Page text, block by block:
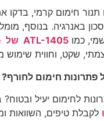
חימום קרמי, בדקו
באנרגיה. בנוסף,
כמו ATL-1405 של Gold Line
שקט, וחווית
פתרונות חימום לחורף?
לחימום יעיל
לקבלת טיפים, השוואות